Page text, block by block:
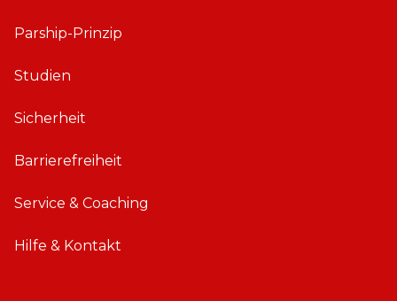
Parship-Prinzip
Studien
Sicherheit
Barrierefreiheit
Service & Coaching
Hilfe & Kontakt